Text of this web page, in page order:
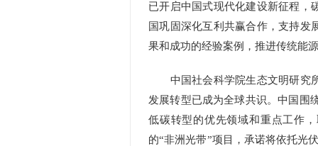
已开启中国式现代化建设新征程，
国巩固深化互利共赢合作，支持发
果和成功的经验案例，推进传统能
中国社会科学院生态文明研究所
发展转型已成为全球共识。中国围
低碳转型的优先领域和重点工作
的“非洲光带”项目，承诺将依托光